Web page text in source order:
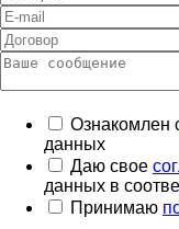
Ознакомлен
данных
Даю свое
данных в
Принимаю